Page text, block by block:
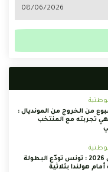
من الخروج من المونديال :
تجربته مع المنتخب
مونديال 2026 : تونس تودّع البطولة
هولندا بثلاثية